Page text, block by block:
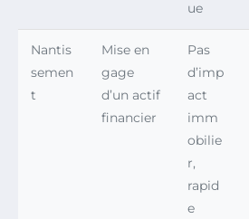
ue
Nantis
semen
t
Mise en
gage
d’un actif
financier
Pas
d’imp
act
imm
obilie
r,
rapid
e